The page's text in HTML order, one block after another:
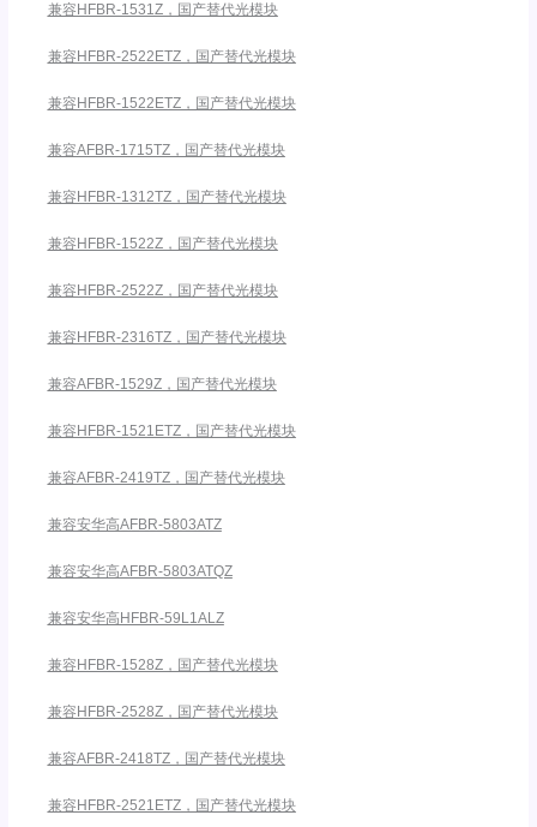
兼容HFBR-1531Z，国产替代光模块
兼容HFBR-2522ETZ，国产替代光模块
兼容HFBR-1522ETZ，国产替代光模块
兼容AFBR-1715TZ，国产替代光模块
兼容HFBR-1312TZ，国产替代光模块
兼容HFBR-1522Z，国产替代光模块
兼容HFBR-2522Z，国产替代光模块
兼容HFBR-2316TZ，国产替代光模块
兼容AFBR-1529Z，国产替代光模块
兼容HFBR-1521ETZ，国产替代光模块
兼容AFBR-2419TZ，国产替代光模块
兼容安华高AFBR-5803ATZ
兼容安华高AFBR-5803ATQZ
兼容安华高HFBR-59L1ALZ
兼容HFBR-1528Z，国产替代光模块
兼容HFBR-2528Z，国产替代光模块
兼容AFBR-2418TZ，国产替代光模块
兼容HFBR-2521ETZ，国产替代光模块